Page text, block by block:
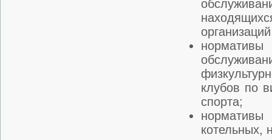
клубов по
спорта;
котельных,